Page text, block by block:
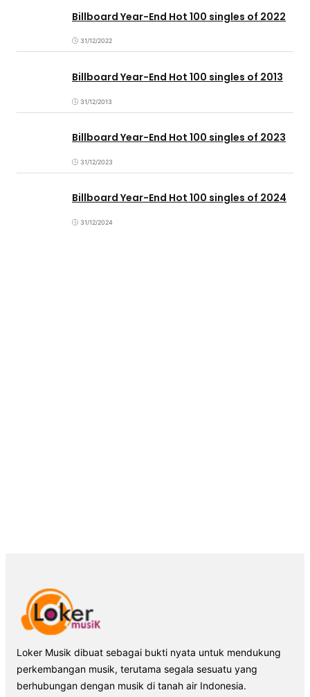
Billboard Year-End Hot 100 singles of 2022
31/12/2022
Billboard Year-End Hot 100 singles of 2013
31/12/2013
Billboard Year-End Hot 100 singles of 2023
31/12/2023
Billboard Year-End Hot 100 singles of 2024
31/12/2024
Loker Musik dibuat sebagai bukti nyata untuk mendukung
perkembangan musik, terutama segala sesuatu yang
berhubungan dengan musik di tanah air Indonesia.